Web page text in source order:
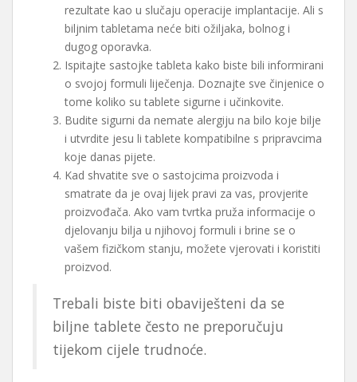
rezultate kao u slučaju operacije implantacije. Ali s
biljnim tabletama neće biti ožiljaka, bolnog i
dugog oporavka.
Ispitajte sastojke tableta kako biste bili informirani
o svojoj formuli liječenja. Doznajte sve činjenice o
tome koliko su tablete sigurne i učinkovite.
Budite sigurni da nemate alergiju na bilo koje bilje
i utvrdite jesu li tablete kompatibilne s pripravcima
koje danas pijete.
Kad shvatite sve o sastojcima proizvoda i
smatrate da je ovaj lijek pravi za vas, provjerite
proizvođača. Ako vam tvrtka pruža informacije o
djelovanju bilja u njihovoj formuli i brine se o
vašem fizičkom stanju, možete vjerovati i koristiti
proizvod.
Trebali biste biti obaviješteni da se
biljne tablete često ne preporučuju
tijekom cijele trudnoće.